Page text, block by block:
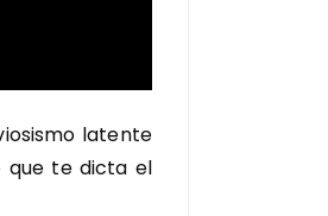
latente
que te dicta el